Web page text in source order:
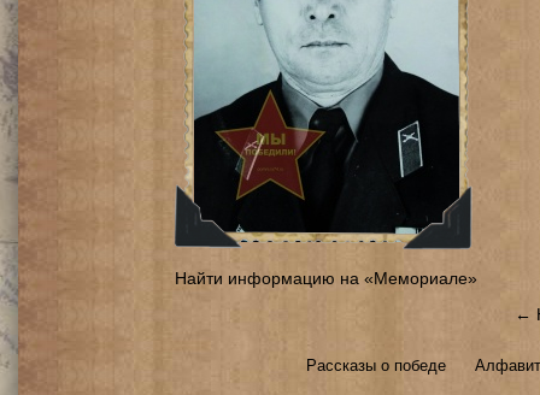
Найти информацию на «Мемориале»
←
Рассказы о победе